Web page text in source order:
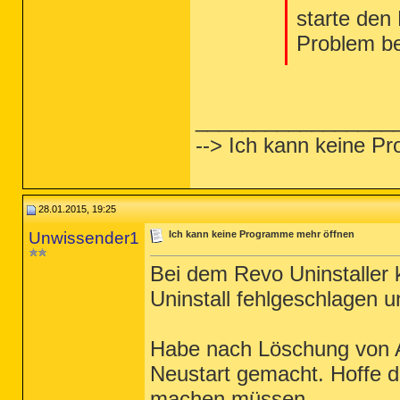
starte den
Problem
--> Ich kann keine
28.01.2015, 19:25
Unwissender1 Ich kann keine Programme mehr öffnen
Bei dem Revo Uninstaller
Uninstall fehlgeschlagen
Habe nach Löschung von
Neustart gemacht. Hoffe